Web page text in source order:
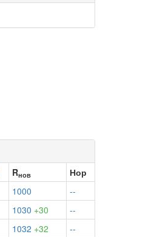
Rнов
Нор
1000
--
1030 +30
--
1032 +32
--